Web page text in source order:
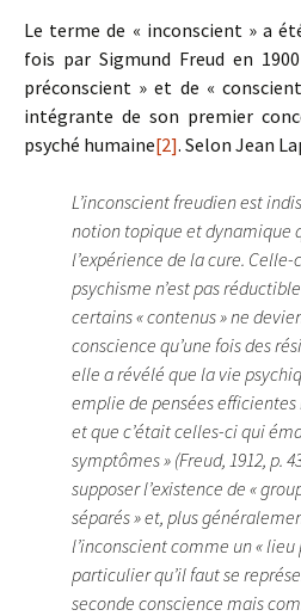
Le terme de « inconscient » a
fois par Sigmund Freud en
préconscient » et de «
intégrante de son premier
psyché humaine[2]. Selon Jean
L’inconscient freudien est
notion topique et dynamique
l’expérience de la cure.
psychisme n’est pas
certains « contenus » ne
conscience qu’une fois des
elle a révélé que la vie
emplie de pensées efficientes
et que c’était celles-ci qui
symptômes » (Freud, 1912, p.
supposer l’existence de «
séparés » et, plus
l’inconscient comme un « lieu
particulier qu’il faut se
seconde conscience mais